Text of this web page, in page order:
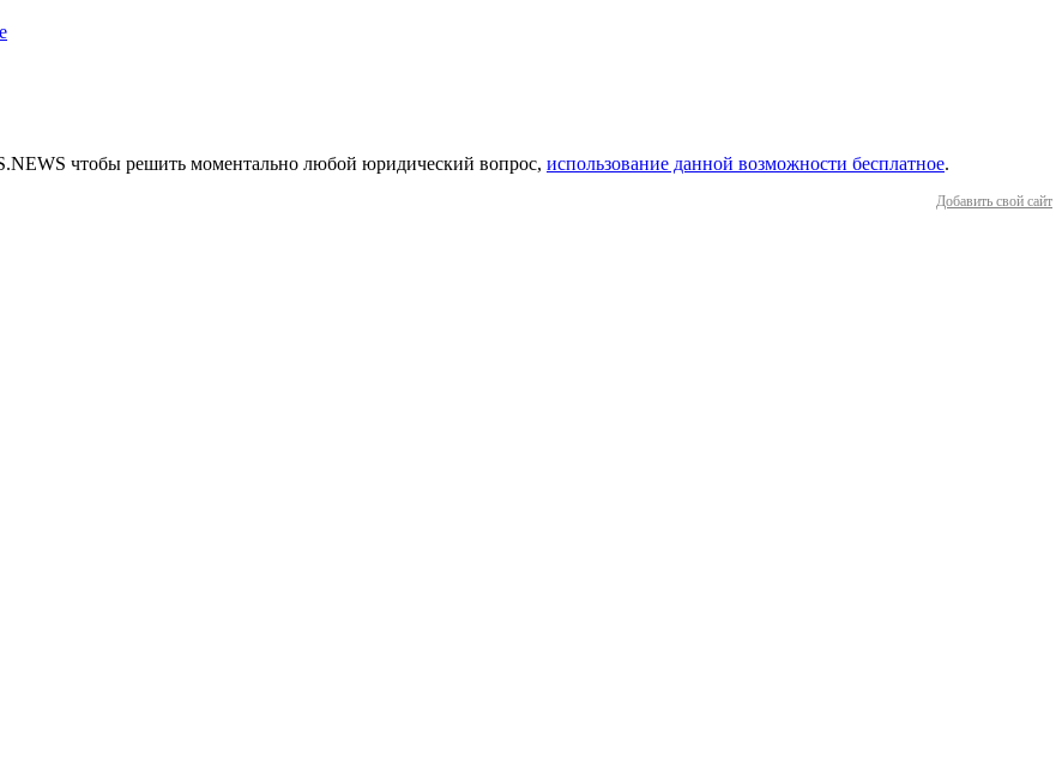
чтобы решить моментально любой юридический вопрос, использование данной возможности бесплатное.
Добавить свой сайт